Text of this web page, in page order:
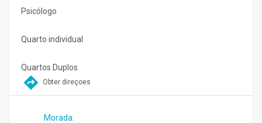
Psicólogo
Quarto individual
Quartos Duplos
Obter direçoes
Morada: